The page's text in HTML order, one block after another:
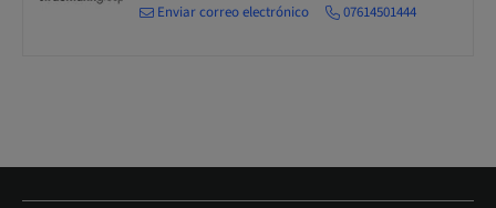
Enviar correo electrónico 07614501444